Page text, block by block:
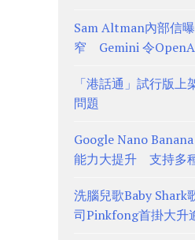
Sam Altman內部信
窄 Gemini 令
「港話通」試行版
問題
Google Nano
能力大提升 支持多
洗腦兒歌Baby
司Pinkfong首掛大升